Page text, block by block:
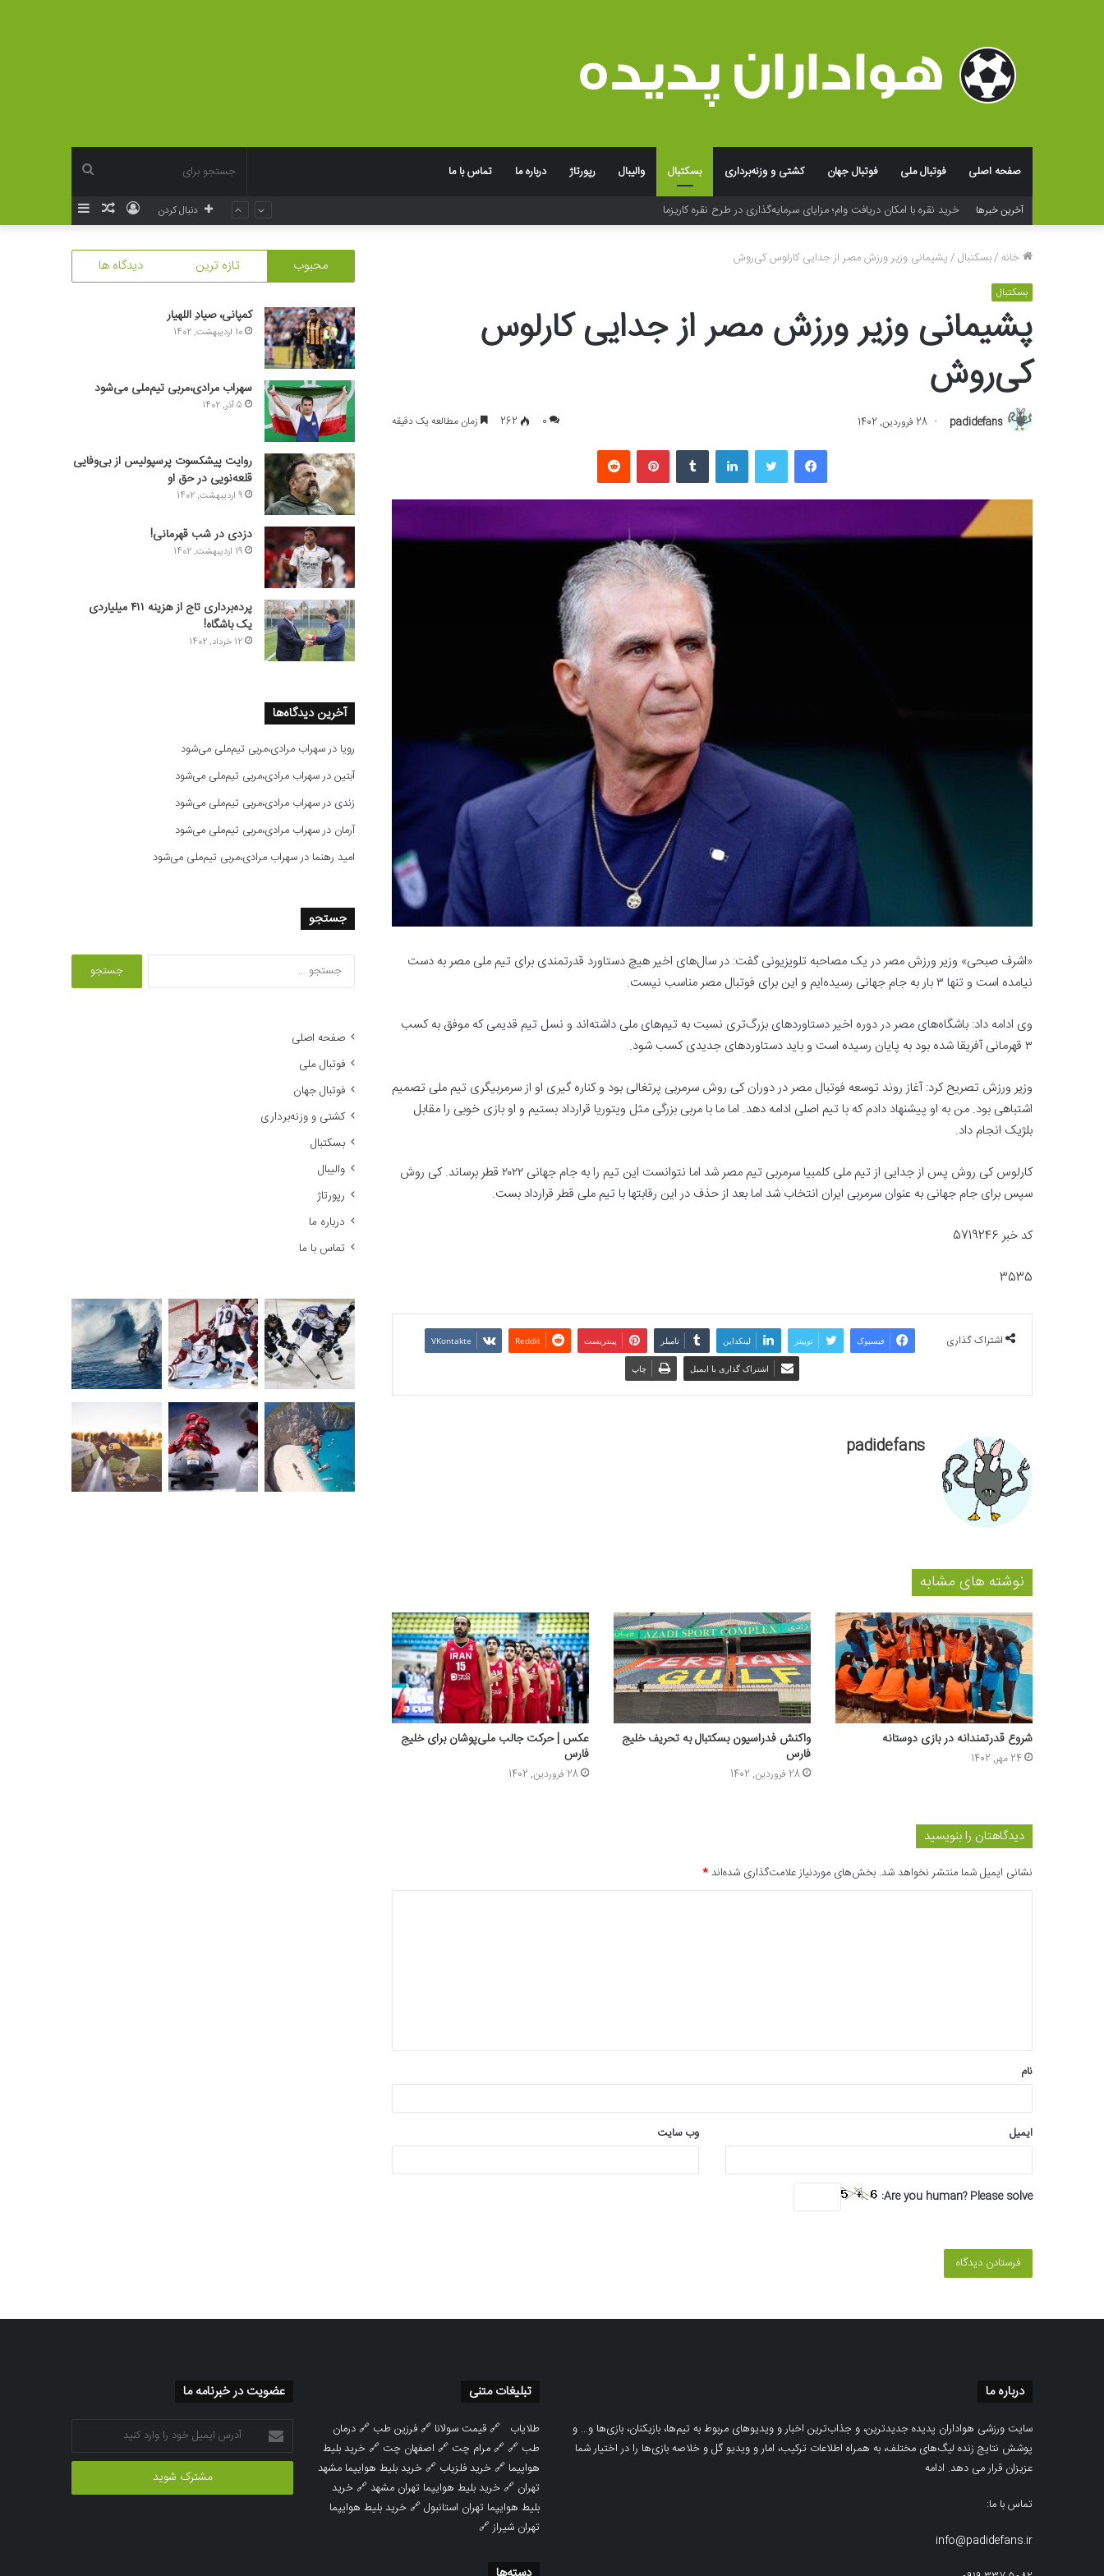
صفحه اصلی فوتبال ملی فوتبال جهان کشتی و وزنه‌برداری بسکتبال والیبال رپورتاژ درباره ما تماس با ما
برای آخرین خبرها خرید نقره با امکان دریافت وام؛ مزایای سرمایه‌گذاری در طرح نقره کاریزما
نوشته
ورود دنبال کردن
خانه /بسکتبال/پشیمانی وزیر ورزش مصر از جدایی کارلوس کی‌روش
بسکتبال
پشیمانی وزیر ورزش مصر از جدایی کارلوس
کی‌روش
padidefans 28 فروردین, 1402 0
262 زمان مطالعه یک دقیقه
فیسبوک لینکداین پینتریست
«اشرف صبحی» وزیر ورزش مصر در یک مصاحبه تلویزیونی گفت: در سال‌های اخیر هیچ دستاورد قدرتمندی برای تیم ملی مصر به دست
نیامده است و تنها ۳ بار به جام جهانی رسیده‌ایم و این برای فوتبال مصر مناسب نیست.
وی ادامه داد: باشگاه‌های مصر در دوره اخیر دستاوردهای بزرگ‌تری نسبت به تیم‌های ملی داشته‌اند و نسل تیم قدیمی که موفق به کسب
۳ قهرمانی آفریقا شده بود به پایان رسیده است و باید دستاوردهای جدیدی کسب شود.
وزیر ورزش تصریح کرد: آغاز روند توسعه فوتبال مصر در دوران کی روش سرمربی پرتغالی بود و کناره گیری او از سرمربیگری تیم ملی تصمیم
اشتباهی بود. من به او پیشنهاد دادم که با تیم اصلی ادامه دهد. اما ما با مربی بزرگی مثل ویتوریا قرارداد بستیم و او بازی خوبی را مقابل
بلژیک انجام داد.
کارلوس کی روش پس از جدایی از تیم ملی کلمبیا سرمربی تیم مصر شد اما نتوانست این تیم را به جام جهانی ۲۰۲۲ قطر برساند. کی روش
سپس برای جام جهانی به عنوان سرمربی ایران انتخاب شد اما بعد از حذف در این رقابتها با تیم ملی قطر قرارداد بست.
کد خبر 5719246
3535
اشتراک گذاری فیسبوک توییتر لینکداین تامبلر پینتریست Reddit
VKontakte
اشتراک گذاری با ایمیل چاپ
padidefans
نوشته های مشابه
شروع قدرتمندانه در بازی دوستانه
24 مهر, 1402
واکنش فدراسیون بسکتبال به تحریف خلیج
فارس
28 فروردین, 1402
عکس | حرکت جالب ملی‌پوشان برای خلیج
فارس
28 فروردین, 1402
دیدگاهتان را بنویسید
نشانی ایمیل شما منتشر نخواهد شد. بخش‌های موردنیاز علامت‌گذاری شده‌اند*
*
نام
ایمیل وب‌ سایت
Are you human? Please solve:
محبوب تازه ترین دیدگاه ها
کمپانی، صیادِ اللهیار
10 اردیبهشت, 1402
سهراب مرادی،مربی تیم‌ملی می‌شود
5 آذر, 1402
روایت پیشکسوت پرسپولیس از بی‌وفایی
قلعه‌نویی در حق او
9 اردیبهشت, 1402
دزدی در شب قهرمانی!
19 اردیبهشت, 1402
پرده‌برداری تاج از هزینه ۴۱۱ میلیاردی
یک باشگاه!
12 خرداد, 1402
آخرین دیدگاه‌ها
رویا درسهراب مرادی،مربی تیم‌ملی می‌شود
آبتیندرسهراب مرادی،مربی تیم‌ملی می‌شود
زندی درسهراب مرادی،مربی تیم‌ملی می‌شود
آرمان درسهراب مرادی،مربی تیم‌ملی می‌شود
امید رهنما درسهراب مرادی،مربی تیم‌ملی می‌شود
جستجو
صفحه اصلی
فوتبال ملی
فوتبال جهان
کشتی و وزنه‌برداری
بسکتبال
والیبال
رپورتاژ
درباره ما
تماس با ما
درباره ما
سایت ورزشی هواداران پدیده جدیدترین، و جذاب‌ترین اخبار و ویدیوهای مربوط به تیم‌ها، بازیکنان، بازی‌ها و… و
پوشش نتایج زنده لیگ‌های مختلف، به همراه اطلاعات ترکیب، امار و ویدیو‌‌ گل‌ و خلاصه بازی‌ها را در اختیار شما
عزیزان قرار می دهد. ادامه
تماس با ما:
info@padidefans.ir
تبلیغات متنی
طلایاب 🔗قیمت سولانا 🔗فرزین طب 🔗درمان
طب 🔗 🔗مرام چت 🔗 اصفهان چت 🔗خرید بلیط
هواپیما 🔗خرید فلزیاب 🔗خرید بلیط هوایپما مشهد
تهران 🔗خرید بلیط هوایپما تهران مشهد🔗خرید
بلیط هوایپما تهران استانبول🔗خرید بلیط هوایپما
تهران شیراز🔗
عضویت در خبرنامه ما
آدرس
ایمیل
خود
وارد